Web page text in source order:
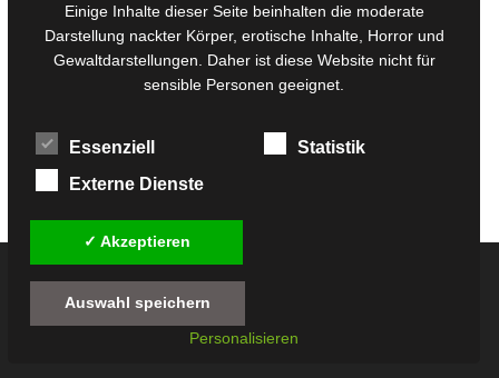
Foto- und Bildbearbeitung
Fotorestauration
Creative Artwork
MPS Fotografie
WordPress Support
Alle Preise inkl. der gesetzlichen MwSt. - Die durchgestrichenen Preise entsprechen
Einige Inhalte dieser Seite beinhalten die moderate
Darstellung nackter Körper, erotische Inhalte, Horror und
Gewaltdarstellungen. Daher ist diese Website nicht für
sensible Personen geeignet.
Essenziell
Statistik
Externe Dienste
✓ Akzeptieren
Auswahl speichern
Personalisieren